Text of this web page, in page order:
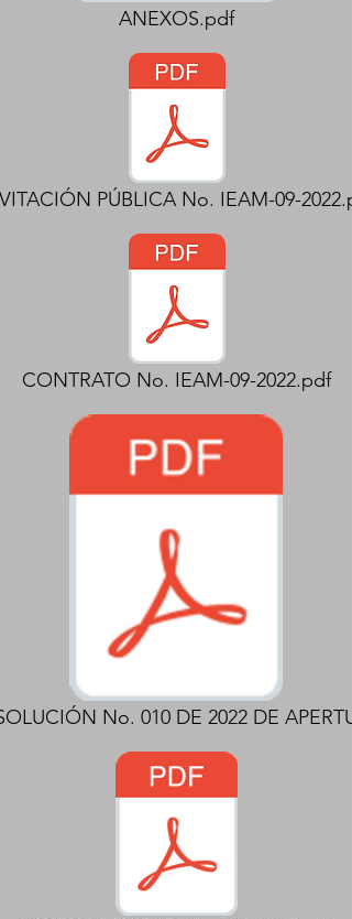
ANEXOS.pdf
PÚBLICA No. IEAM-09-
CONTRATO No. IEAM-09-2022.pdf
No. 010 DE 2022 DE